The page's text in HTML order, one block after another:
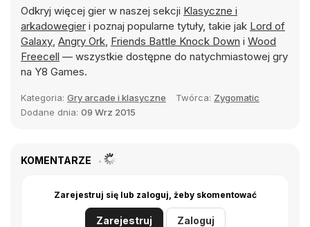
Odkryj więcej gier w naszej sekcji Klasyczne i
arkadowegier i poznaj popularne tytuły, takie jak Lord of
Galaxy, Angry Ork, Friends Battle Knock Down i Wood
Freecell — wszystkie dostępne do natychmiastowej gry
na Y8 Games.
Kategoria: Gry arcade i klasyczne Twórca: Zygomatic
Dodane dnia: 09 Wrz 2015
KOMENTARZE
Zarejestruj się lub zaloguj, żeby skomentować
Zarejestruj Zaloguj